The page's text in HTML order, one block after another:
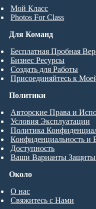
Мой Класс
Photos For Class
Для Команд
Бесплатная Пробная
Бизнес Ресурсы
Создать для Работы
Присоединяйтесь к
Около
О нас
Свяжитесь с Нами
Политики
Авторские Права и
Условия Эксплуатации
Политика
Конфиденциальность и
Доступность
Ваши Варианты Защиты